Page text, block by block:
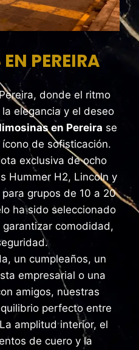
PEREIRA
donde el ritmo
elegancia y el deseo
limosinas en Pereira se
de sofisticación.
exclusiva de ocho
Hummer H2, Lincoln y
grupos de 10 a 20
ha sido seleccionado
comodidad,
un cumpleaños, un
empresarial o una
amigos, nuestras
perfecto entre
amplitud interior, el
de cuero y la